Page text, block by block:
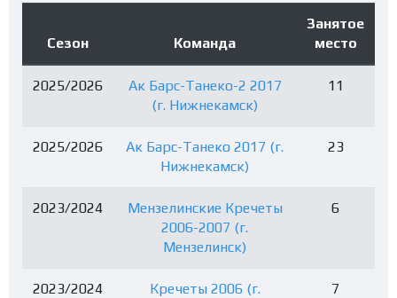
Сезон Команда
Занятое
место
2025/2026
Ак Барс-Танеко-2 2017
(г. Нижнекамск)
11
2025/2026
Ак Барс-Танеко 2017 (г.
Нижнекамск)
23
2023/2024
Мензелинские Кречеты
2006-2007 (г.
Мензелинск)
6
2023/2024
Кречеты 2006 (г.
7